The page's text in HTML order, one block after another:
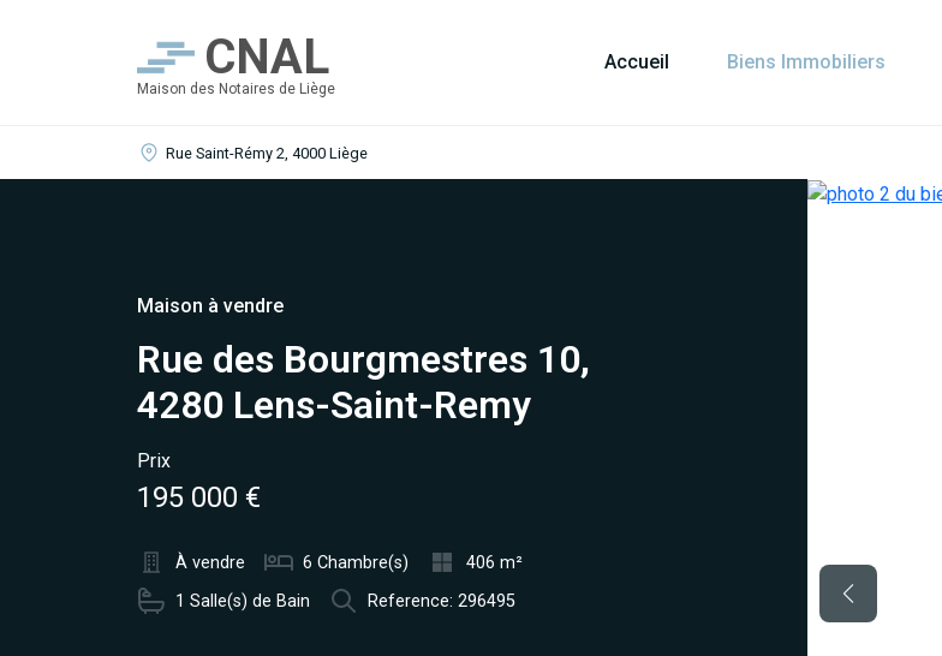
Rue Saint-Rémy 2, 4000 Liège
CNAL
Maison des Notaires de Liège
Accueil Biens Immobiliers
Maison à vendre
Rue des Bourgmestres 10,
4280 Lens-Saint-Remy
Prix
195 000 €
À vendre 6 Chambre(s)
406 m²
1 Salle(s) de Bain
Reference: 296495